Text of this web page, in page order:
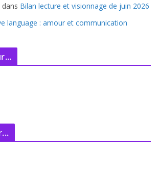
dans Bilan lecture et visionnage de juin 2026
language : amour et communication